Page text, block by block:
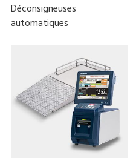
Déconsigneuses
automatiques